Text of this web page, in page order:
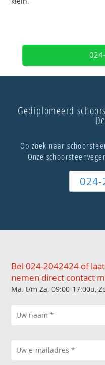
Gediplomeerd
Op zoek naar
Onze
Bel 024-2042424 of
nemen direct contact
Ma. t/m Za. 09:00-17:00u,